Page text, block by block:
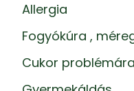
Allergia
Fogyókúra ,
Cukor problémára